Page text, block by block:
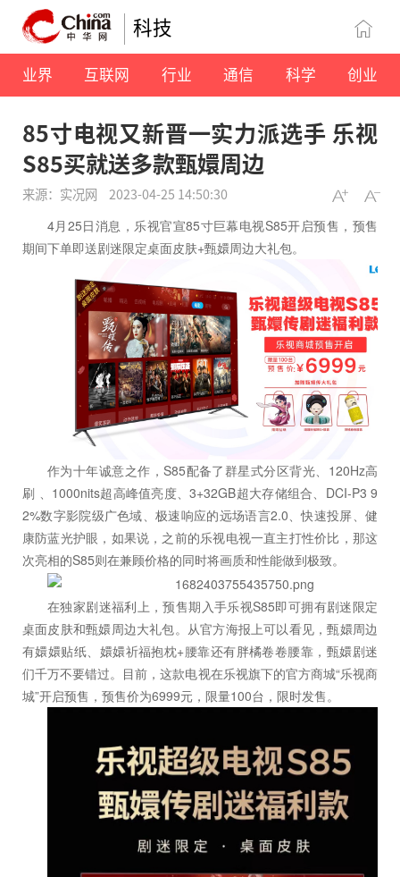
科技
业界 互联网 行业 通信 科学 创业
85寸电视又新晋一实力派选手 乐视
S85买就送多款甄嬛周边
来源：实况网 2023-04-25 14:50:30
4月25日消息，乐视官宣85寸巨幕电视S85开启预售，预售
期间下单即送剧迷限定桌面皮肤+甄嬛周边大礼包。
作为十年诚意之作，S85配备了群星式分区背光、120Hz高
刷 、1000nits超高峰值亮度、3+32GB超大存储组合、DCI-P3 9
2%数字影院级广色域、极速响应的远场语言2.0、快速投屏、健
康防蓝光护眼，如果说，之前的乐视电视一直主打性价比，那这
次亮相的S85则在兼顾价格的同时将画质和性能做到极致。
在独家剧迷福利上，预售期入手乐视S85即可拥有剧迷限定
桌面皮肤和甄嬛周边大礼包。从官方海报上可以看见，甄嬛周边
有嬛嬛贴纸、嬛嬛祈福抱枕+腰靠还有胖橘卷卷腰靠，甄嬛剧迷
们千万不要错过。目前，这款电视在乐视旗下的官方商城“乐视商
城”开启预售，预售价为6999元，限量100台，限时发售。